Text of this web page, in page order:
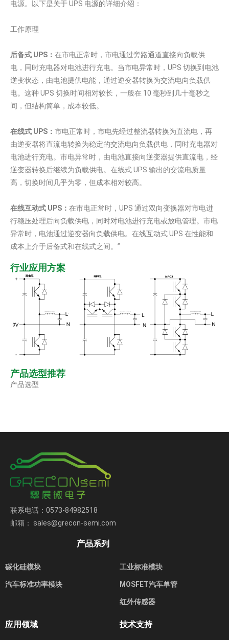
电源。以下是关于 UPS 电源的详细介绍：
工作原理
后备式 UPS： 在市电正常时，市电通过旁路通道直接向负载供
电，同时充电器对电池进行充电。当市电异常时，UPS 切换到电池
逆变状态，由电池提供电能，通过逆变器转换为交流电向负载供
电。这种 UPS 切换时间相对较长，一般在 10 毫秒到几十毫秒之
间，但结构简单，成本较低。
在线式 UPS： 市电正常时，市电先经过整流器转换为直流电，再
由逆变器将直流电转换为稳定的交流电向负载供电，同时充电器对
电池进行充电。市电异常时，由电池直接向逆变器提供直流电，经
逆变器转换后继续为负载供电。在线式 UPS 输出的交流电质量
高，切换时间几乎为零，但成本相对较高。
在线互动式 UPS： 在市电正常时，UPS 通过双向变换器对市电进
行稳压处理后向负载供电，同时对电池进行充电或放电管理。市电
异常时，电池通过逆变器向负载供电。在线互动式 UPS 在性能和
成本上介于后备式和在线式之间。”
行业应用方案
产品选型推荐
产品选型
联系电话：0573-84982518
邮箱： sales@grecon-semi.com
产品系列
碳化硅模块
汽车标准功率模块
工业标准模块
MOSFET汽车单管
红外传感器
应用领域 技术支持